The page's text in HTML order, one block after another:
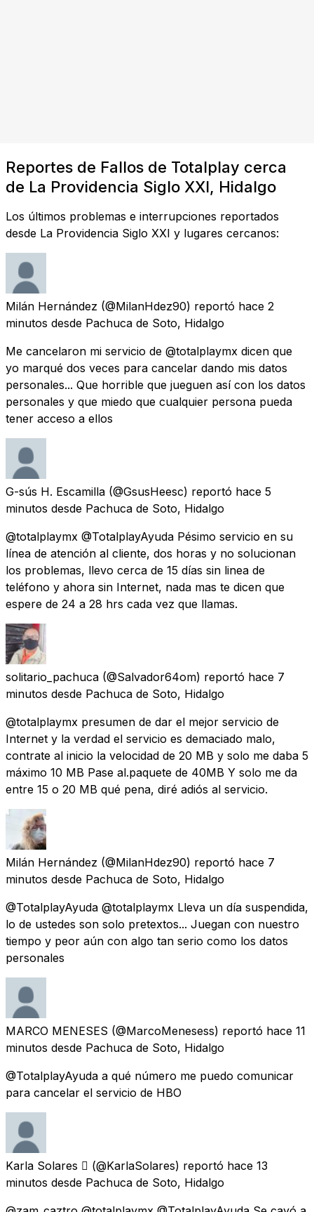
Reportes de Fallos de Totalplay cerca
de La Providencia Siglo XXI, Hidalgo
Los últimos problemas e interrupciones reportados
desde La Providencia Siglo XXI y lugares cercanos:
Milán Hernández (@MilanHdez90) reportó hace 2
minutos desde Pachuca de Soto, Hidalgo
Me cancelaron mi servicio de @totalplaymx dicen que
yo marqué dos veces para cancelar dando mis datos
personales... Que horrible que jueguen así con los datos
personales y que miedo que cualquier persona pueda
tener acceso a ellos
G-sús H. Escamilla (@GsusHeesc) reportó hace 5
minutos desde Pachuca de Soto, Hidalgo
@totalplaymx @TotalplayAyuda Pésimo servicio en su
línea de atención al cliente, dos horas y no solucionan
los problemas, llevo cerca de 15 días sin linea de
teléfono y ahora sin Internet, nada mas te dicen que
espere de 24 a 28 hrs cada vez que llamas.
solitario_pachuca (@Salvador64om) reportó hace 7
minutos desde Pachuca de Soto, Hidalgo
@totalplaymx presumen de dar el mejor servicio de
Internet y la verdad el servicio es demaciado malo,
contrate al inicio la velocidad de 20 MB y solo me daba 5
máximo 10 MB Pase al.paquete de 40MB Y solo me da
entre 15 o 20 MB qué pena, diré adiós al servicio.
Milán Hernández (@MilanHdez90) reportó hace 7
minutos desde Pachuca de Soto, Hidalgo
@TotalplayAyuda @totalplaymx Lleva un día suspendida,
lo de ustedes son solo pretextos... Juegan con nuestro
tiempo y peor aún con algo tan serio como los datos
personales
MARCO MENESES (@MarcoMenesess) reportó hace 11
minutos desde Pachuca de Soto, Hidalgo
@TotalplayAyuda a qué número me puedo comunicar
para cancelar el servicio de HBO
Karla Solares  (@KarlaSolares) reportó hace 13
minutos desde Pachuca de Soto, Hidalgo